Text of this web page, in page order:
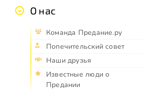
О нас
Команда Предание.ру
Попечительский совет
Наши друзья
Известные люди о
Предании